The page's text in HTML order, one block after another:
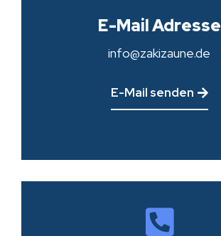
E-Mail Adresse
info@zakizaune.de
E-Mail senden